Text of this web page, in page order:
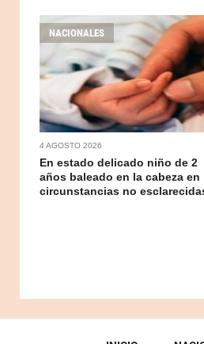
NACIONALES
4 AGOSTO 2026
En estado delicado niño de 2
años baleado en la cabeza en
circunstancias no